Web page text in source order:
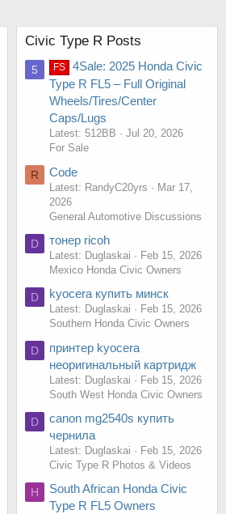
Civic Type R Posts
5 FS
4Sale: 2025 Honda Civic
Type R FL5 – Full Original
Wheels/Tires/Center
Caps/Lugs
Latest: 512BB
Jul 20, 2026
For Sale
R Code
Latest: RandyC20yrs
Mar 17,
2026
General Automotive Discussions
D тонер ricoh
Latest: Duglaskai
Feb 15, 2026
Mexico Honda Civic Owners
D kyocera купить минск
Latest: Duglaskai
Feb 15, 2026
Southern Honda Civic Owners
D
принтер kyocera
неоригинальный картридж
Latest: Duglaskai
Feb 15, 2026
South West Honda Civic Owners
D
canon mg2540s купить
чернила
Latest: Duglaskai
Feb 15, 2026
Civic Type R Photos & Videos
H
South African Honda Civic
Type R FL5 Owners